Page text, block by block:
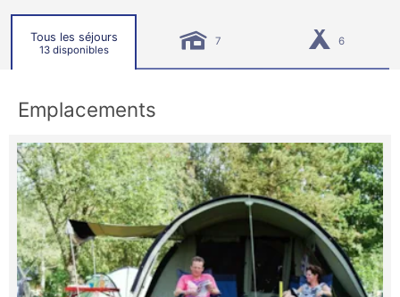
Tous les séjours
13 disponibles
7 6
Emplacements